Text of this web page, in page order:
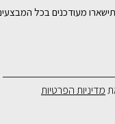
מעודכנים בכל
מדיניות הפרטיות